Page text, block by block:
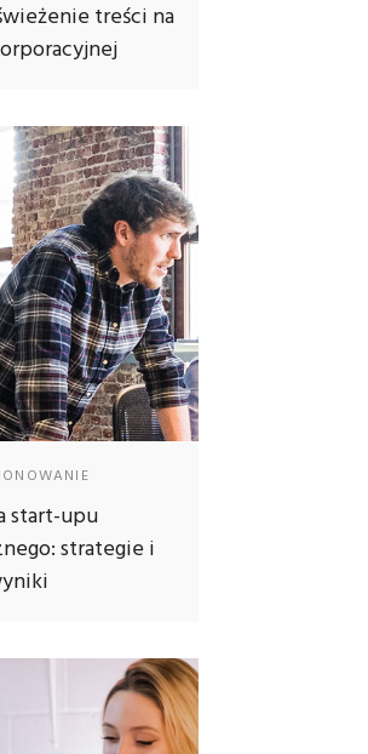
treści na
start-upu
strategie i